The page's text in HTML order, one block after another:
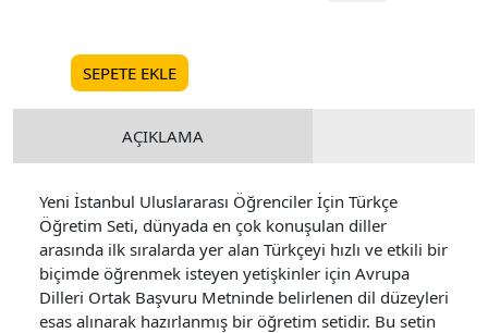
SEPETE EKLE
AÇIKLAMA
Yeni İstanbul Uluslararası Öğrenciler İçin Türkçe
Öğretim Seti, dünyada en çok konuşulan diller
arasında ilk sıralarda yer alan Türkçeyi hızlı ve etkili bir
biçimde öğrenmek isteyen yetişkinler için Avrupa
Dilleri Ortak Başvuru Metninde belirlenen dil düzeyleri
esas alınarak hazırlanmış bir öğretim setidir. Bu setin